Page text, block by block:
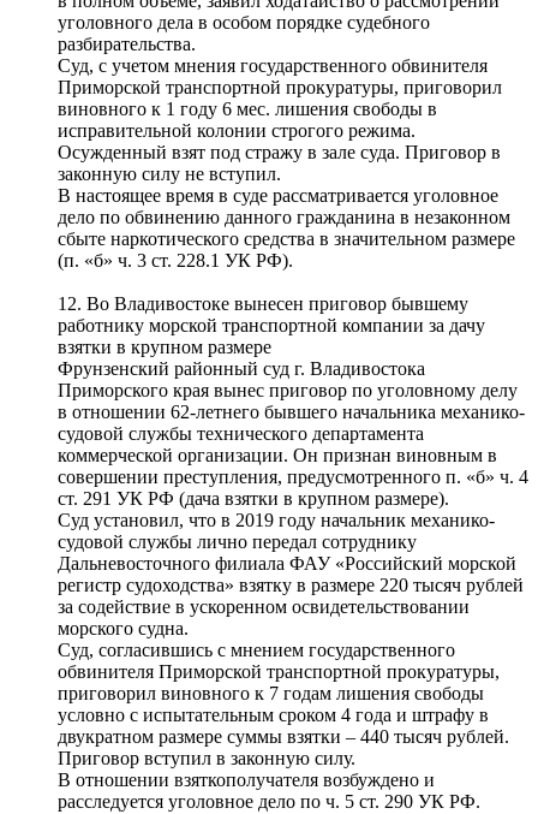
уголовного дела в особом порядке судебного
разбирательства.
Суд, с учетом мнения государственного обвинителя
Приморской транспортной прокуратуры, приговорил
виновного к 1 году 6 мес. лишения свободы в
исправительной колонии строгого режима.
Осужденный взят под стражу в зале суда. Приговор в
законную силу не вступил.
В настоящее время в суде рассматривается уголовное
дело по обвинению данного гражданина в незаконном
сбыте наркотического средства в значительном размере
(п. «б» ч. 3 ст. 228.1 УК РФ).
12. Во Владивостоке вынесен приговор бывшему
работнику морской транспортной компании за дачу
взятки в крупном размере
Фрунзенский районный суд г. Владивостока
Приморского края вынес приговор по уголовному делу
в отношении 62-летнего бывшего начальника механико-
судовой службы технического департамента
коммерческой организации. Он признан виновным в
совершении преступления, предусмотренного п. «б» ч. 4
ст. 291 УК РФ (дача взятки в крупном размере).
Суд установил, что в 2019 году начальник механико-
судовой службы лично передал сотруднику
Дальневосточного филиала ФАУ «Российский морской
регистр судоходства» взятку в размере 220 тысяч рублей
за содействие в ускоренном освидетельствовании
морского судна.
Суд, согласившись с мнением государственного
обвинителя Приморской транспортной прокуратуры,
приговорил виновного к 7 годам лишения свободы
условно с испытательным сроком 4 года и штрафу в
двукратном размере суммы взятки – 440 тысяч рублей.
Приговор вступил в законную силу.
В отношении взяткополучателя возбуждено и
расследуется уголовное дело по ч. 5 ст. 290 УК РФ.